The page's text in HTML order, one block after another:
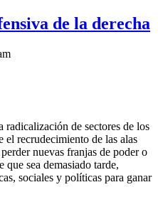
de la derecha
de sectores de los
recrudecimiento de las alas
nuevas franjas de poder o
que sea demasiado tarde,
sociales y políticas para ganar